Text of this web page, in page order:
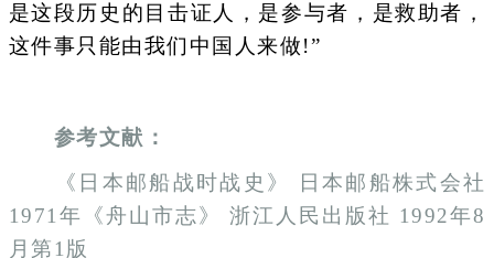
是这段历史的目击证人，是参与者，是救助者，
这件事只能由我们中国人来做!”
参考文献：
《日本邮船战时战史》 日本邮船株式会社
1971年《舟山市志》 浙江人民出版社 1992年8
月第1版